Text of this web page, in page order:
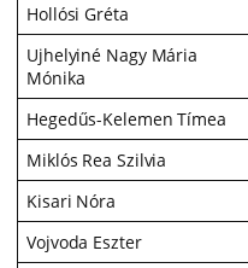
Hollósi Gréta
Ujhelyiné Nagy Mária
Mónika
Hegedűs-Kelemen Tímea
Miklós Rea Szilvia
Kisari Nóra
Vojvoda Eszter